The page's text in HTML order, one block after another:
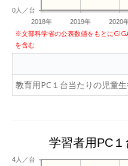
2018年 2019年 2020
0人／台
※文部科学省の公表数値をもとに
を含む
教育用PC１台当たりの児童
学習者用PC
4人／台